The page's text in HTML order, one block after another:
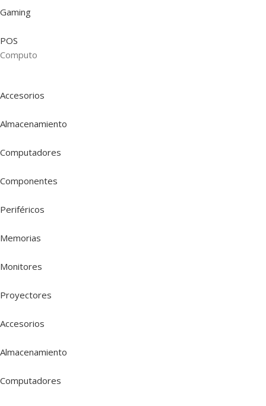
Gaming
POS
Computo
Accesorios
Almacenamiento
Computadores
Componentes
Periféricos
Memorias
Monitores
Proyectores
Accesorios
Almacenamiento
Computadores